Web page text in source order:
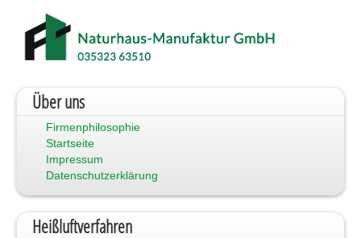
Über uns
Firmenphilosophie
Startseite
Impressum
Datenschutzerklärung
Heißluftverfahren